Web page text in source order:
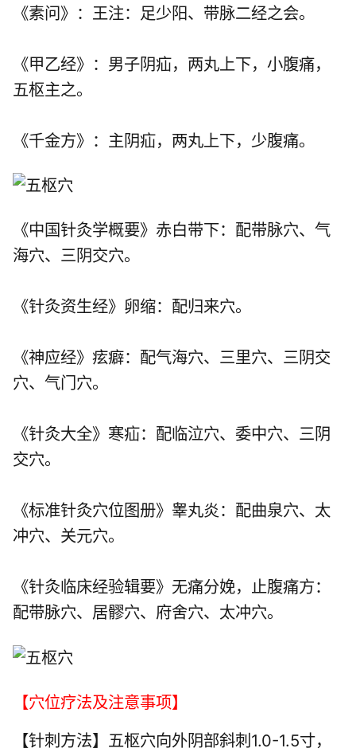
《素问》：王注：足少阳、带脉二经之会。
《甲乙经》：男子阴疝，两丸上下，小腹痛，
五枢主之。
《千金方》：主阴疝，两丸上下，少腹痛。
《中国针灸学概要》赤白带下：配带脉穴、气
海穴、三阴交穴。
《针灸资生经》卵缩：配归来穴。
《神应经》痃癖：配气海穴、三里穴、三阴交
穴、气门穴。
《针灸大全》寒疝：配临泣穴、委中穴、三阴
交穴。
《标准针灸穴位图册》睾丸炎：配曲泉穴、太
冲穴、关元穴。
《针灸临床经验辑要》无痛分娩，止腹痛方：
配带脉穴、居髎穴、府舍穴、太冲穴。
【穴位疗法及注意事项】
【针刺方法】五枢穴向外阴部斜刺1.0-1.5寸，